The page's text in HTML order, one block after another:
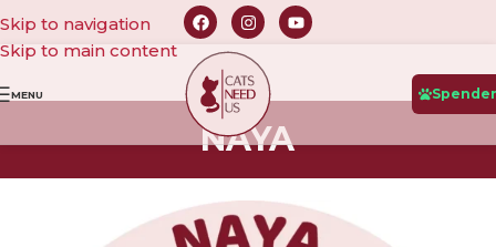
Skip to navigation
Skip to main content
MENU
NAYA